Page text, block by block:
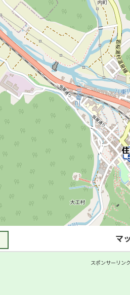
マ
スポンサーリンク